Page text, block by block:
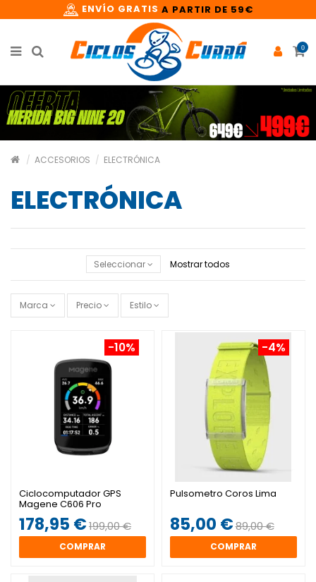
ENVÍO GRATIS A PARTIR DE 59€
0
ACCESORIOS ELECTRÓNICA
ELECTRÓNICA
Seleccionar Mostrar todos
Marca Precio Estilo
-10%
Ciclocomputador GPS
Magene C606 Pro
178,95 €199,00 €
COMPRAR
-4%
Pulsometro Coros Lima
85,00 €89,00 €
COMPRAR